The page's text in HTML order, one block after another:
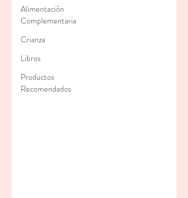
Alimentación
Complementaria
Crianza
Libros
Productos
Recomendados